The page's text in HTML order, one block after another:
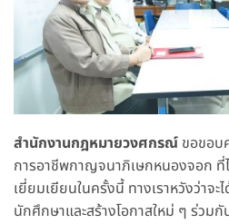
สำนักงานกฎหมายวงศกรณ์ ขอขอบ
การอาชีพกาญจนาภิเษกหนองจอก ที่ไ
เยี่ยมเยียนในครั้งนี้ ทางเราหวังว่าจ
นักศึกษาและสร้างโอกาสใหม่ ๆ ร่วม